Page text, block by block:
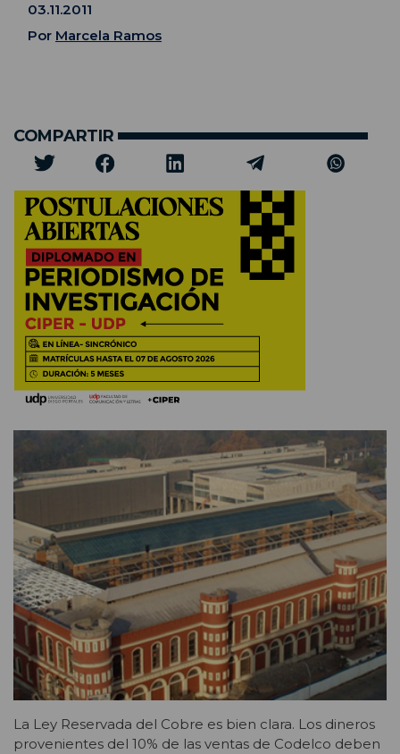
03.11.2011
Por Marcela Ramos
COMPARTIR
La Ley Reservada del Cobre es bien clara. Los dineros
provenientes del 10% de las ventas de Codelco deben